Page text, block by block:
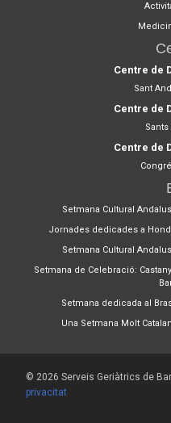
Centre de
Sant
Centre de
Centre de
Setmana Cultural
Jornades dedicades a
Setmana Cultural
Setmana de Celebració:
Setmana dedicada al
Una Setmana Molt
© 2026 Serveis Geriàtrics de
privacitat